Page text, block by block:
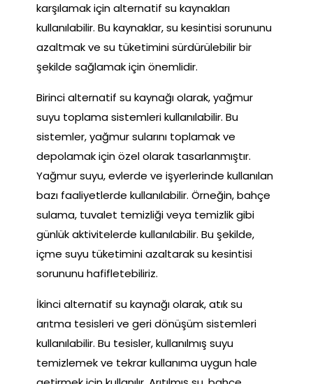
karşılamak için alternatif su kaynakları
kullanılabilir. Bu kaynaklar, su kesintisi sorununu
azaltmak ve su tüketimini sürdürülebilir bir
şekilde sağlamak için önemlidir.
Birinci alternatif su kaynağı olarak, yağmur
suyu toplama sistemleri kullanılabilir. Bu
sistemler, yağmur sularını toplamak ve
depolamak için özel olarak tasarlanmıştır.
Yağmur suyu, evlerde ve işyerlerinde kullanılan
bazı faaliyetlerde kullanılabilir. Örneğin, bahçe
sulama, tuvalet temizliği veya temizlik gibi
günlük aktivitelerde kullanılabilir. Bu şekilde,
içme suyu tüketimini azaltarak su kesintisi
sorununu hafifletebiliriz.
İkinci alternatif su kaynağı olarak, atık su
arıtma tesisleri ve geri dönüşüm sistemleri
kullanılabilir. Bu tesisler, kullanılmış suyu
temizlemek ve tekrar kullanıma uygun hale